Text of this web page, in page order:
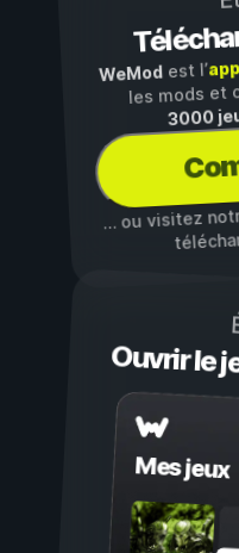
WeModest l’
les mods et
3000
… ou visitez
Ouvrir le
Mes jeux